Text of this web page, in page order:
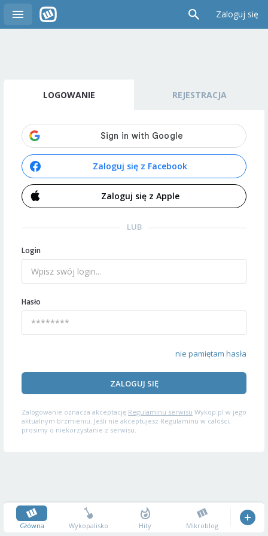
Zaloguj się
LOGOWANIE REJESTRACJA
Zaloguj się z Facebook
Zaloguj się z Apple
LUB
Login
Hasło
nie pamiętam hasła
ZALOGUJ SIĘ
Zalogowanie oznacza akceptację Regulaminu serwisu Wykop.pl w jego
aktualnym brzmieniu. Jeśli nie akceptujesz Regulaminu w całości,
prosimy o niekorzystanie z serwisu.
Główna Wykopalisko Hity Mikroblog